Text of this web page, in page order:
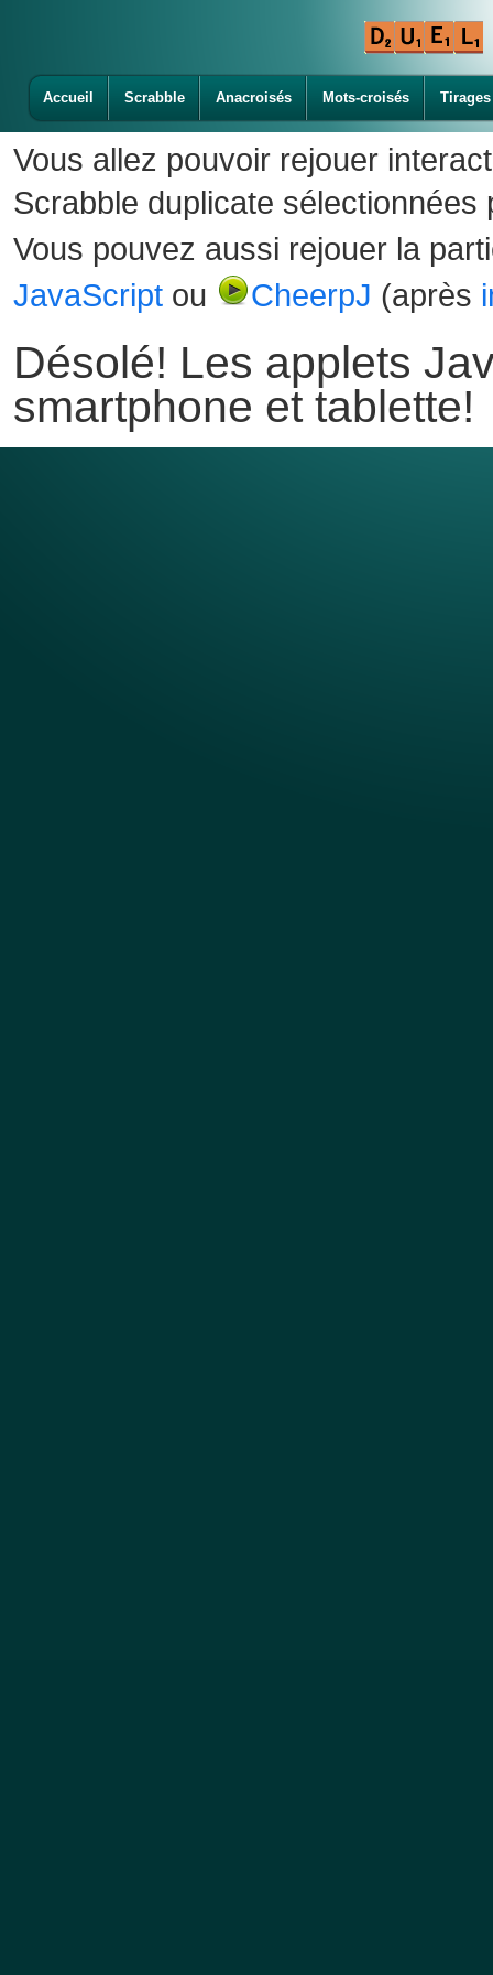
Accueil Scrabble Anacroisés Mots-croisés Tirages
Vous allez pouvoir rejouer
Scrabble duplicate sélectionnées
Vous pouvez aussi rejouer la
JavaScript ou CheerpJ (après
Désolé! Les applets
smartphone et tablette!